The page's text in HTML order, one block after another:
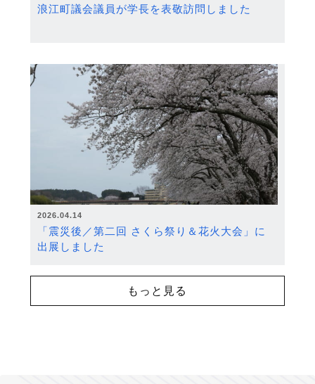
浪江町議会議員が学長を表敬訪問しました
2026.04.14
「震災後／第二回 さくら祭り＆花火大会」に
出展しました
もっと見る